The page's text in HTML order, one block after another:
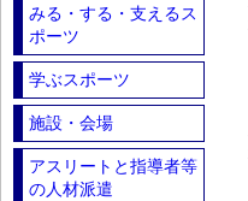
みる・する・支えるス
ポーツ
学ぶスポーツ
施設・会場
アスリートと指導者等
の人材派遣